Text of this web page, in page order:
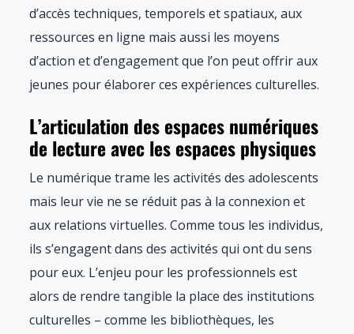
d’accès techniques, temporels et spatiaux, aux
ressources en ligne mais aussi les moyens
d’action et d’engagement que l’on peut offrir aux
jeunes pour élaborer ces expériences culturelles.
L’articulation des espaces numériques
de lecture avec les espaces physiques
Le numérique trame les activités des adolescents
mais leur vie ne se réduit pas à la connexion et
aux relations virtuelles. Comme tous les individus,
ils s’engagent dans des activités qui ont du sens
pour eux. L’enjeu pour les professionnels est
alors de rendre tangible la place des institutions
culturelles – comme les bibliothèques, les